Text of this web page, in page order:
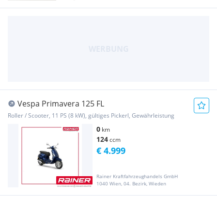
Vespa Primavera 125 FL
Roller / Scooter, 11 PS (8 kW), gültiges Pickerl, Gewährleistung
0 km
124ccm
Rainer Kraftfahrzeughandels GmbH
1040 Wien, 04. Bezirk, Wieden
€ 4.999